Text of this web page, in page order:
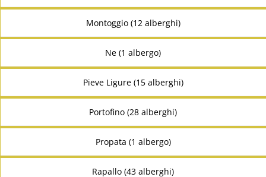
Montoggio (12 alberghi)
Ne (1 albergo)
Pieve Ligure (15 alberghi)
Portofino (28 alberghi)
Propata (1 albergo)
Rapallo (43 alberghi)